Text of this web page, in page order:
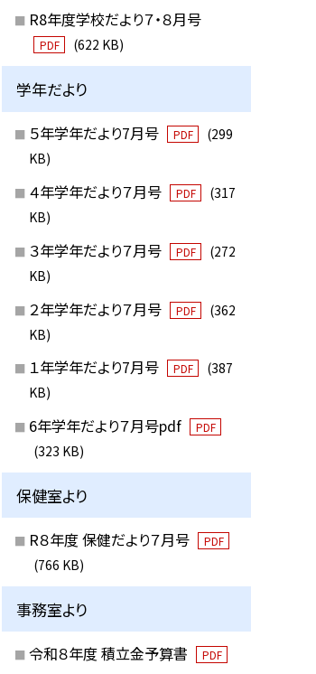
R8年度学校だより７・８月号
PDF (622 KB)
学年だより
５年学年だより7月号 PDF
(299
KB)
４年学年だより７月号 PDF
(317
KB)
３年学年だより７月号 PDF
(272
KB)
２年学年だより７月号 PDF
(362
KB)
１年学年だより7月号 PDF
(387
KB)
6年学年だより７月号pdf PDF
(323 KB)
保健室より
R８年度 保健だより７月号 PDF
(766 KB)
事務室より
令和８年度 積立金予算書 PDF